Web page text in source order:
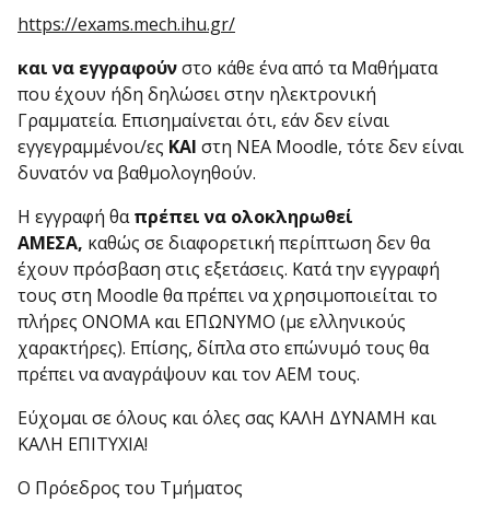
https://exams.mech.ihu.gr/
και να εγγραφούνστο κάθε ένα από τα Μαθήματα
που έχουν ήδη δηλώσει στην ηλεκτρονική
Γραμματεία. Επισημαίνεται ότι, εάν δεν είναι
εγγεγραμμένοι/ες ΚΑΙ στη ΝΕΑ Moodle, τότε δεν είναι
δυνατόν να βαθμολογηθούν.
Η εγγραφή θαπρέπει να ολοκληρωθεί
ΑΜΕΣΑ, καθώς σε διαφορετική περίπτωση δεν θα
έχουν πρόσβαση στις εξετάσεις. Κατά την εγγραφή
τους στη Moodle θα πρέπει να χρησιμοποιείται το
πλήρες ΟΝΟΜΑ και ΕΠΩΝΥΜΟ (με ελληνικούς
χαρακτήρες). Επίσης, δίπλα στο επώνυμό τους θα
πρέπει να αναγράψουν και τον ΑΕΜ τους.
Εύχομαι σε όλους και όλες σας ΚΑΛΗ ΔΥΝΑΜΗ και
ΚΑΛΗ ΕΠΙΤΥΧΙΑ!
Ο Πρόεδρος του Τμήματος